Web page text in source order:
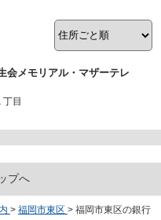
会メモリアル・マザーテレ
目
プへ
> 福岡市東区 > 福岡市東区の銀行